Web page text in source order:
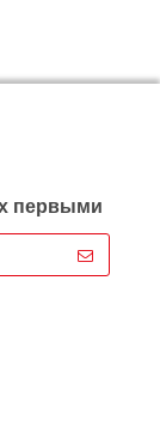
первыми